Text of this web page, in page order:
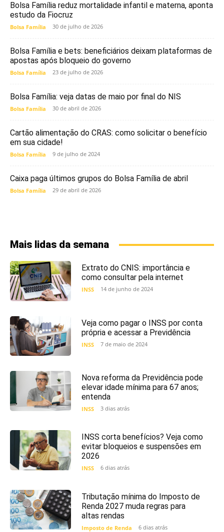
Bolsa Família reduz mortalidade infantil e materna, aponta
estudo da Fiocruz
Bolsa Família 30 de julho de 2026
Bolsa Família e bets: beneficiários deixam plataformas de
apostas após bloqueio do governo
Bolsa Família 23 de julho de 2026
Bolsa Família: veja datas de maio por final do NIS
Bolsa Família 30 de abril de 2026
Cartão alimentação do CRAS: como solicitar o benefício
em sua cidade!
Bolsa Família 9 de julho de 2024
Caixa paga últimos grupos do Bolsa Família de abril
Bolsa Família 29 de abril de 2026
Mais lidas da semana
Extrato do CNIS: importância e
como consultar pela internet
INSS 14 de junho de 2024
Veja como pagar o INSS por conta
própria e acessar a Previdência
INSS 7 de maio de 2024
Nova reforma da Previdência pode
elevar idade mínima para 67 anos;
entenda
INSS 3 dias atrás
INSS corta benefícios? Veja como
evitar bloqueios e suspensões em
2026
INSS 6 dias atrás
Tributação mínima do Imposto de
Renda 2027 muda regras para
altas rendas
Imposto de Renda 6 dias atrás